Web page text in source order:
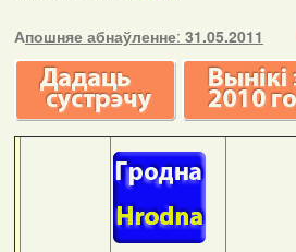
Апошняе абнаўленне: 31.05.2011